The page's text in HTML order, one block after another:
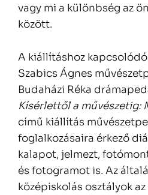
vagy mi a különbség az
között.
A kiállításhoz
Szabics Ágnes
Budaházi Réka
Kísérlettől a művészetig:
című kiállítás
foglalkozásaira érkező
kalapot, jelmezt,
és fotogramot is. Az
középiskolás osztályok